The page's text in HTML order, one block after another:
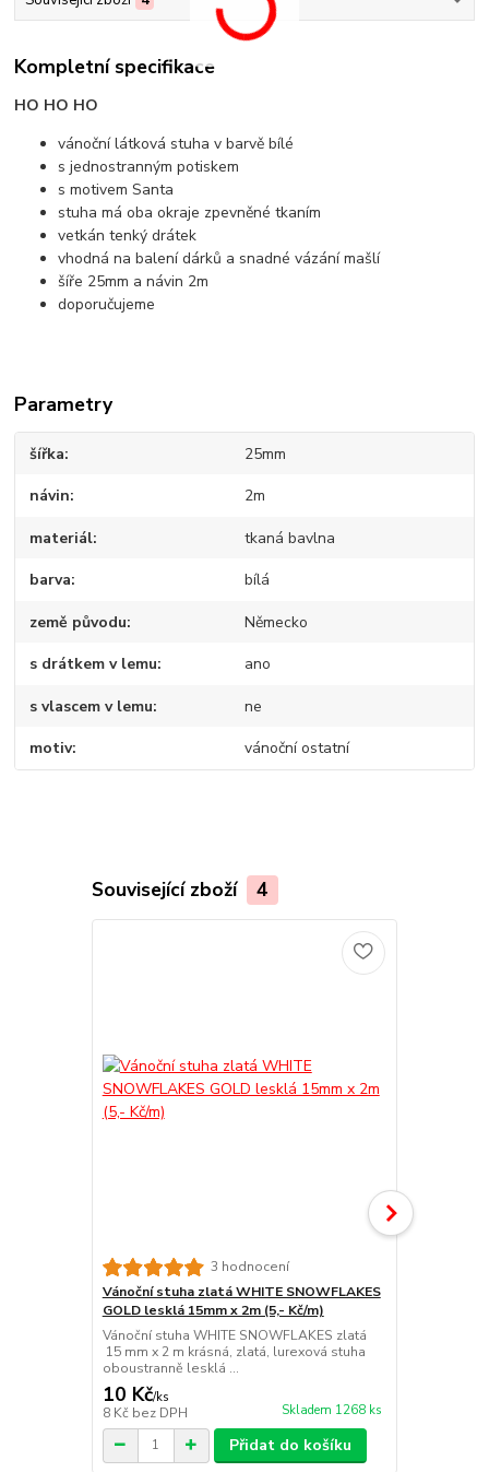
Kompletní specifikace
HO HO HO
vánoční látková stuha v barvě bílé
s jednostranným potiskem
s motivem Santa
stuha má oba okraje zpevněné tkaním
vetkán tenký drátek
vhodná na balení dárků a snadné vázání mašlí
šíře 25mm a návin 2m
doporučujeme
Parametry
šířka 25mm
návin 2m
materiál tkaná bavlna
barva bílá
země původu Německo
s drátkem v lemu ano
s vlascem v lemu ne
motiv vánoční ostatní
Související zboží 4
3 hodnocení
Vánoční stuha zlatá WHITE SNOWFLAKES
GOLD lesklá 15mm x 2m (5,- Kč/m)
Vánoční stuha WHITE SNOWFLAKES zlatá
15 mm x 2 m krásná, zlatá, lurexová stuha
oboustranně lesklá ...
10 Kč/ks
8 Kč bez DPH Skladem 1268 ks
Přidat do košíku